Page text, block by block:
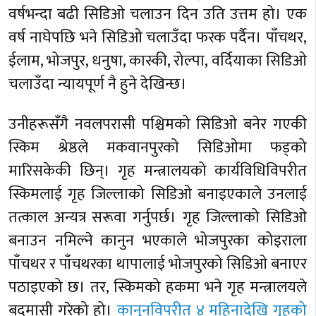
वर्षभन्दा बढी सिडिओ चलाउन दिन उति उत्तम हो। एक
वर्ष नाघेपछि भने सिडिओ चलाउँदा फरक पर्दैन। पाँचथर,
ईलाम, भोजपुर, धनुषा, कास्की, रोल्पा, वर्दियाका सिडिओ
चलाउँदा न्यायपूर्ण नै हुने देखिन्छ।
उनीहरूसँगै नवलपरासी पश्चिमको सिडिओ बनेर गएकी
स्किम श्रेष्ठले मकवानपुरको सिडिओमा फड्को
मारिसकेकी छिन्। गृह मन्त्रालयको कार्यविधिविपरीत
स्किमलाई गृह जिल्लाको सिडिओ बनाइएकाले उनलाई
तत्काल अन्यत्र सरूवा गर्नुपर्छ। गृह जिल्लाको सिडिओ
बनाउन नमिल्ने कानुन भएकाले भोजपुरका कोइराला
पाँचथर र पाँचथरका थापालाई भोजपुरको सिडिओ बनाएर
पठाइएको छ। तर, स्किमको हकमा भने गृह मन्त्रालयले
बदमासी गरेको हो। कानुनविपरीत ४ महिनादेखि गृहको